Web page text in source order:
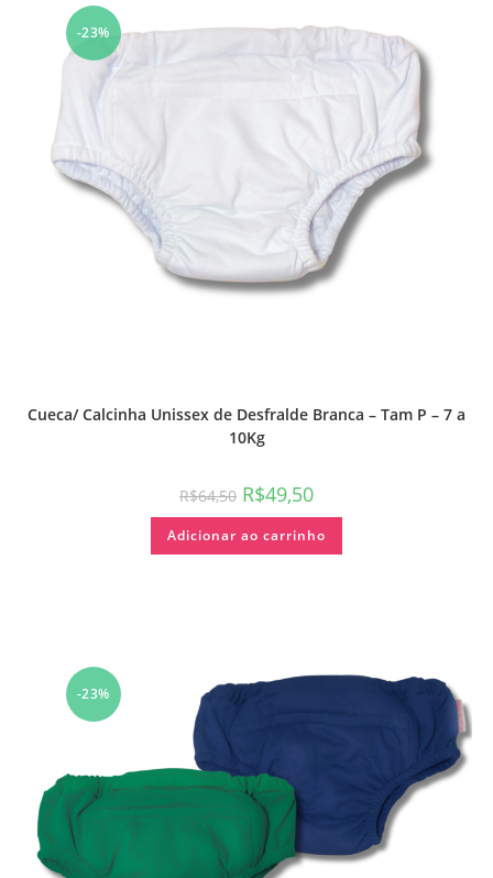
-23%
Cueca/ Calcinha Unissex de Desfralde Branca – Tam P – 7 a
10Kg
R$64,50 R$49,50
Adicionar ao carrinho
-23%